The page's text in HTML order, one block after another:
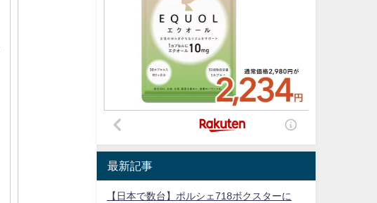
最新記事
【日本で数台】ポルシェ718ボクスターに